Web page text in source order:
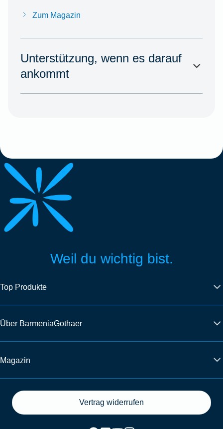
Zum Magazin
Unterstützung, wenn es darauf
ankommt
Weil du wichtig bist.
Top Produkte
Über BarmeniaGothaer
Magazin
Vertrag widerrufen